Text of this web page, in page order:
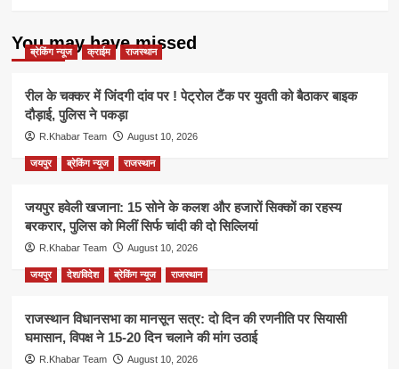
You may have missed
ब्रेकिंग न्यूज क्राईम राजस्थान
रील के चक्कर में जिंदगी दांव पर ! पेट्रोल टैंक पर युवती को बैठाकर बाइक
दौड़ाई, पुलिस ने पकड़ा
R.Khabar Team August 10, 2026
जयपुर ब्रेकिंग न्यूज राजस्थान
जयपुर हवेली खजाना: 15 सोने के कलश और हजारों सिक्कों का रहस्य
बरकरार, पुलिस को मिलीं सिर्फ चांदी की दो सिल्लियां
R.Khabar Team August 10, 2026
जयपुर देश/विदेश ब्रेकिंग न्यूज राजस्थान
राजस्थान विधानसभा का मानसून सत्र: दो दिन की रणनीति पर सियासी
घमासान, विपक्ष ने 15-20 दिन चलाने की मांग उठाई
R.Khabar Team August 10, 2026